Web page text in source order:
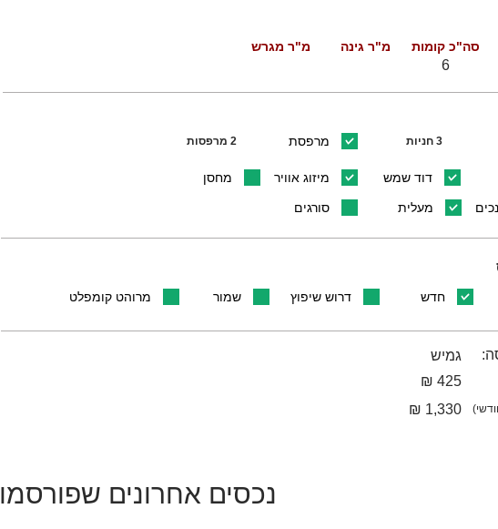
מ"ר מגרש מ"ר גינה סה"כ קומות
6
2 מרפסות מרפסת 3 חניות
מחסן מיזוג אוויר דוד שמש
סורגים
מעלית
מרוהט קומפלט שמור דרוש שיפוץ חדש
גמיש
425 ₪
1,330 ₪
נכסים אחרונים שפורסמו